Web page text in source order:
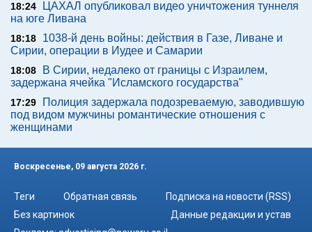
18:24
ЦАХАЛ опубликовал видео уничтожения туннеля
на юге Ливана
18:18
1038-й день войны: действия в Газе, Ливане и
Сирии, операции в Иудее и Самарии
18:08
В Сирии, недалеко от границы с Израилем,
задержана ячейка "Исламского государства"
17:29
Полиция задержала подозреваемую, заводившую
под видом мужчины романтические отношения с
женщинами
Воскресенье, 09 августа 2026 г.
Теги Обратная связь
Подписка на новости (RSS)
Без картинок
Данные редакции и устав